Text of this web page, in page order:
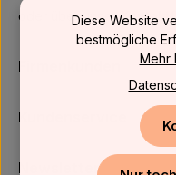
oder über unser
Firmenkunden
Kundenservice
Newsletter
Diese Website
bestmögliche
Mehr